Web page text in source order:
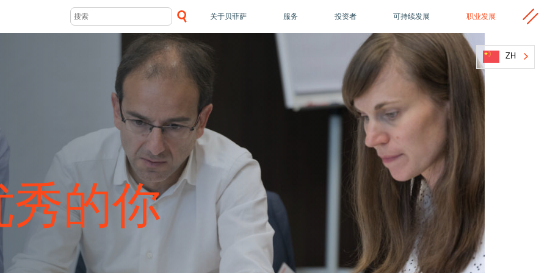
关于贝菲萨 服务 投资者 可持续发展 职业发展
ZH
的你